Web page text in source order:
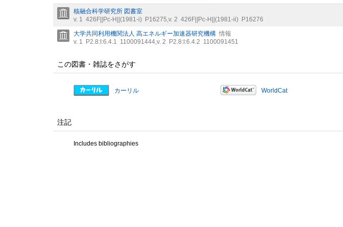
核融合科学研究所 図書室
v. 1 426F||Pc-H||(1981-i) P16275,v. 2 426F||Pc-H||(1981-ii) P16276
大学共同利用機関法人 高エネルギー加速器研究機構 情報
v. 1
P2.8:I:6.4.1 1100091444,v. 2 P2.8:I:6.4.2 1100091451
この図書・雑誌をさがす
カーリル WorldCat
注記
Includes bibliographies